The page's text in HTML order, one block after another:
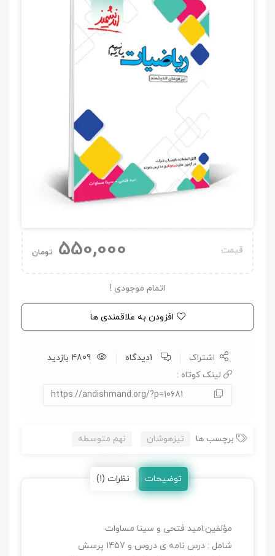
قیمت 550,000 تومان
اتمام موجودی !
افزودن به علاقمندی ها
اشتراک 1دیدگاه
4809 بازدید
لینک کوتاه :
https://andishmand.org/?p=10681
برچسب ها تیزهوشان نهم متوسطه
توضیحات نظرات (1)
مؤلفین:امید فتحی و سینا مساوات
شامل : درس نامه ی دروس و 1457 پرسش